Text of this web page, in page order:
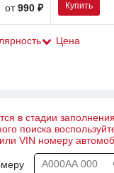
от990 ₽ Купить
Цена
в стадии
поиска
VIN номеру